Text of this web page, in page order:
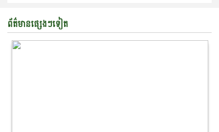
ព័ត៌មានផ្សេងៗទៀត